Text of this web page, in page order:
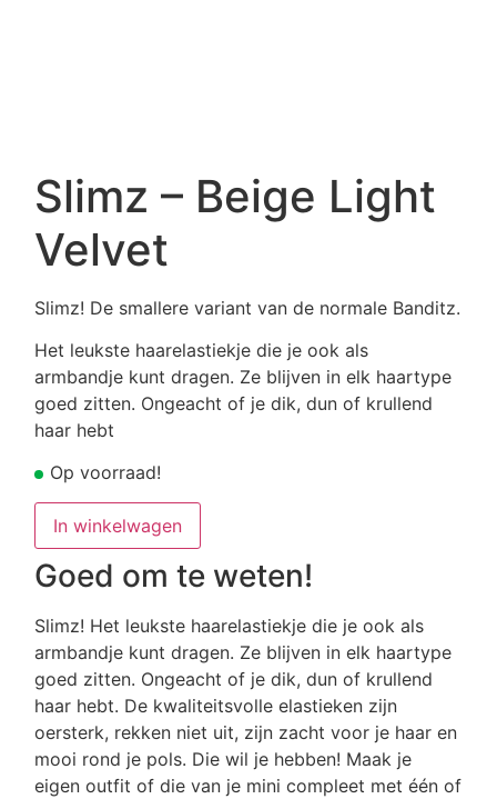
Slimz – Beige Light
Velvet
Slimz! De smallere variant van de normale Banditz.
Het leukste haarelastiekje die je ook als
armbandje kunt dragen. Ze blijven in elk haartype
goed zitten. Ongeacht of je dik, dun of krullend
haar hebt
Op voorraad!
Slimz
Beige
Light
Velvet
In winkelwagen
Goed om te weten!
Slimz! Het leukste haarelastiekje die je ook als
armbandje kunt dragen. Ze blijven in elk haartype
goed zitten. Ongeacht of je dik, dun of krullend
haar hebt. De kwaliteitsvolle elastieken zijn
oersterk, rekken niet uit, zijn zacht voor je haar en
mooi rond je pols. Die wil je hebben! Maak je
eigen outfit of die van je mini compleet met één of